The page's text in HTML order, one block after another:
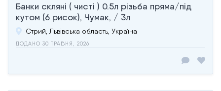
Банки скляні ( чисті ) 0.5л різьба пряма/під
кутом (6 рисок), Чумак, / 3л
Стрий, Львівська область, Україна
ДОДАНО 30 ТРАВНЯ, 2026